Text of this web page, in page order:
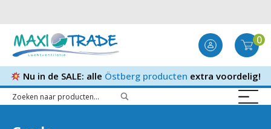
0
Nu in de SALE: alle Östberg producten extra voordelig!